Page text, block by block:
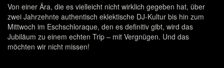
Von einer Ära, die es vielleicht nicht wirklich gegeben hat, über
zwei Jahrzehnte authentisch eklektische DJ-Kultur bis hin zum
Mittwoch im Eschschloraque, den es definitiv gibt, wird das
Jubiläum zu einem echten Trip – mit Vergnügen. Und das
möchten wir nicht missen!